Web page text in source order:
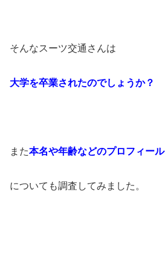
そんなスーツ交通さんは
大学を卒業されたのでしょうか？
また本名や年齢などのプロフィール
についても調査してみました。